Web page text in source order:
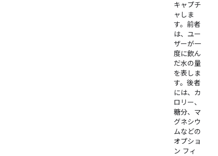
キャプチ
ャしま
す。前者
は、ユー
ザーが一
度に飲ん
だ水の量
を表しま
す。後者
には、カ
ロリー、
糖分、マ
グネシウ
ムなどの
オプショ
ン フィ